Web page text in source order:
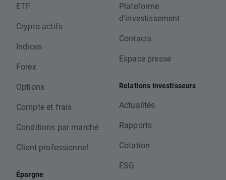
ETF
Crypto-actifs
Indices
Forex
Options
Compte et frais
Conditions par marché
Client professionnel
Épargne
Plateforme
d'investissement
Contacts
Espace presse
Relations investisseurs
Actualités
Rapports
Cotation
ESG